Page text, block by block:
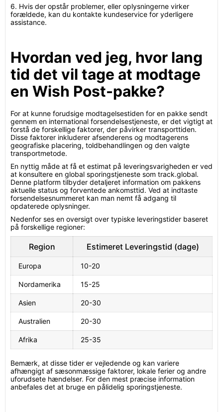
6. Hvis der opstår problemer, eller oplysningerne virker
forældede, kan du kontakte kundeservice for yderligere
assistance.
Hvordan ved jeg, hvor lang
tid det vil tage at modtage
en Wish Post-pakke?
For at kunne forudsige modtagelsestiden for en pakke sendt
gennem en international forsendelsestjeneste, er det vigtigt at
forstå de forskellige faktorer, der påvirker transporttiden.
Disse faktorer inkluderer afsenderens og modtagerens
geografiske placering, toldbehandlingen og den valgte
transportmetode.
En nyttig måde at få et estimat på leveringsvarigheden er ved
at konsultere en global sporingstjeneste som track.global.
Denne platform tilbyder detaljeret information om pakkens
aktuelle status og forventede ankomsttid. Ved at indtaste
forsendelsesnummeret kan man nemt få adgang til
opdaterede oplysninger.
Nedenfor ses en oversigt over typiske leveringstider baseret
på forskellige regioner:
Region Estimeret Leveringstid (dage)
Europa 10-20
Nordamerika 15-25
Asien 20-30
Australien 20-30
Afrika 25-35
Bemærk, at disse tider er vejledende og kan variere
afhængigt af sæsonmæssige faktorer, lokale ferier og andre
uforudsete hændelser. For den mest præcise information
anbefales det at bruge en pålidelig sporingstjeneste.